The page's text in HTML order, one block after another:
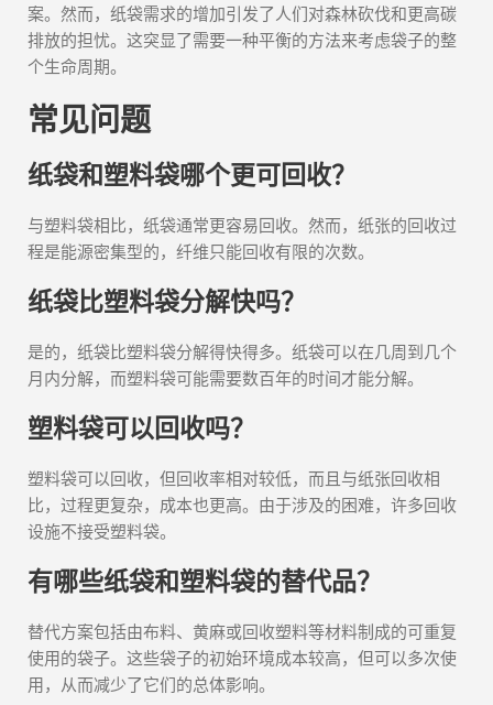
案。然而，纸袋需求的增加引发了人们对森林砍伐和更高碳
排放的担忧。这突显了需要一种平衡的方法来考虑袋子的整
个生命周期。
常见问题
纸袋和塑料袋哪个更可回收？
与塑料袋相比，纸袋通常更容易回收。然而，纸张的回收过
程是能源密集型的，纤维只能回收有限的次数。
纸袋比塑料袋分解快吗？
是的，纸袋比塑料袋分解得快得多。纸袋可以在几周到几个
月内分解，而塑料袋可能需要数百年的时间才能分解。
塑料袋可以回收吗？
塑料袋可以回收，但回收率相对较低，而且与纸张回收相
比，过程更复杂，成本也更高。由于涉及的困难，许多回收
设施不接受塑料袋。
有哪些纸袋和塑料袋的替代品？
替代方案包括由布料、黄麻或回收塑料等材料制成的可重复
使用的袋子。这些袋子的初始环境成本较高，但可以多次使
用，从而减少了它们的总体影响。